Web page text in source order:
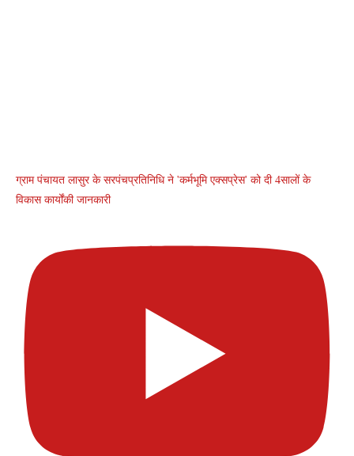
ग्राम पंचायत लासुर के सरपंचप्रतिनिधि ने 'कर्मभूमि एक्सप्रेस' को दी 4सालों के
विकास कार्योंकी जानकारी